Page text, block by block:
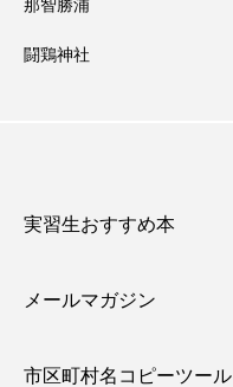
那智勝浦
闘鶏神社
実習生おすすめ本
メールマガジン
市区町村名コピーツール